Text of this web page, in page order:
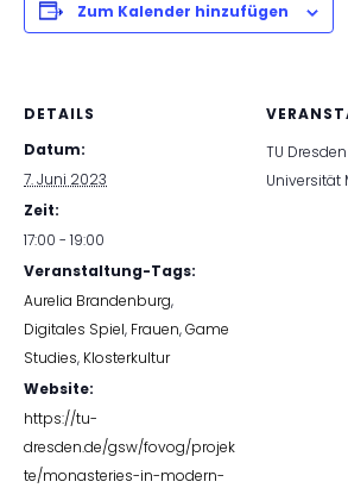
Zum Kalender hinzufügen
DETAILS
Datum:
7. Juni 2023
Zeit:
17:00 - 19:00
Veranstaltung-Tags:
Aurelia Brandenburg,
Digitales Spiel, Frauen,Game
Studies, Klosterkultur
Website:
https://tu-
dresden.de/gsw/fovog/projek
te/monasteries-in-modern-
TU Dresden
Universität